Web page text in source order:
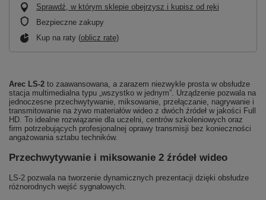
Sprawdź, w którym sklepie obejrzysz i kupisz od ręki
Bezpieczne zakupy
Kup na raty (oblicz ratę)
Arec LS-2 to zaawansowana, a zarazem niezwykle prosta w obsłudze
stacja multimedialna typu „wszystko w jednym”. Urządzenie pozwala na
jednoczesne przechwytywanie, miksowanie, przełączanie, nagrywanie i
transmitowanie na żywo materiałów wideo z dwóch źródeł w jakości Full
HD. To idealne rozwiązanie dla uczelni, centrów szkoleniowych oraz
firm potrzebujących profesjonalnej oprawy transmisji bez konieczności
angażowania sztabu techników.
Przechwytywanie i miksowanie 2 źródeł wideo
LS-2 pozwala na tworzenie dynamicznych prezentacji dzięki obsłudze
różnorodnych wejść sygnałowych.